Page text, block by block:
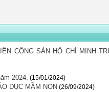
CỘNG SẢN HỒ CHÍ MINH
2024. (15/01/2024)
DỤC MẦM NON (26/09/2024)